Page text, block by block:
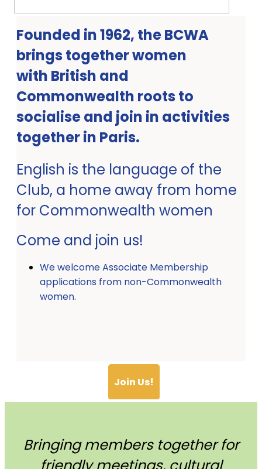
Founded in 1962, the BCWA
brings together women
with British and
Commonwealth roots to
socialise and join in activities
together in Paris.
English is the language of the
Club, a home away from home
for Commonwealth women
Come and join us!
We welcome Associate Membership
applications from non-Commonwealth
women.
Join Us!
Bringing members together for
friendly meetings, cultural